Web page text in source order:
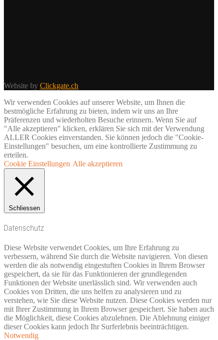
Website by Clickgate.ch
Wir verwenden Cookies auf unserer Website, um Ihnen die
bestmögliche Erfahrung zu bieten, indem wir uns an Ihre
Präferenzen und wiederholten Besuche erinnern. Wenn Sie auf
"Alle akzeptieren" klicken, erklären Sie sich mit der Verwendung
ALLER Cookies einverstanden. Sie können jedoch die "Cookie-
Einstellungen" besuchen, um eine kontrollierte Zustimmung zu
erteilen.
Cookie Einstellungen Alle akzeptieren
Schliessen
Datenschutz
Diese Website verwendet Cookies, um Ihre Erfahrung zu
verbessern, während Sie durch die Website navigieren. Von diesen
werden die als notwendig eingestuften Cookies in Ihrem Browser
gespeichert, da sie für das Funktionieren der grundlegenden
Funktionen der Website unerlässlich sind. Wir verwenden auch
Cookies von Dritten, die uns helfen zu analysieren und zu
verstehen, wie Sie diese Website nutzen. Diese Cookies werden nur
mit Ihrer Zustimmung in Ihrem Browser gespeichert. Sie haben auch
die Möglichkeit, diese Cookies abzulehnen. Die Ablehnung einiger
dieser Cookies kann jedoch Ihr Surferlebnis beeinträchtigen.
Notwendig